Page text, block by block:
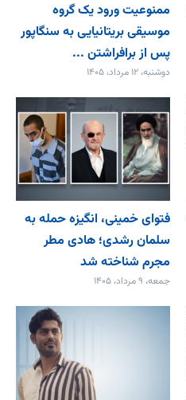
ممنوعیت ورود یک گروه
موسیقی بریتانیایی به سنگاپور
پس از برافراشتن ...
دوشنبه، ۱۲ مرداد، ۱۴۰۵
فتوای خمینی، انگیزه حمله به
سلمان رشدی؛ هادی مطر
مجرم شناخته شد
جمعه، ۹ مرداد، ۱۴۰۵